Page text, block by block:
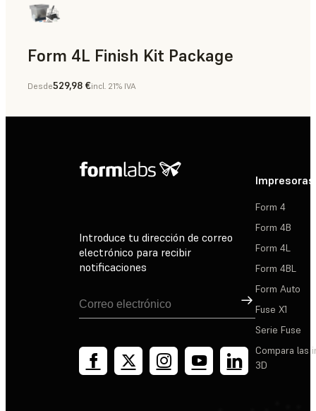
Form 4L Finish Kit Package
Desde529,98 €incl. 21% IVA
Introduce tu dirección de correo
electrónico para recibir
notificaciones
Suscribirse
Impresoras
Form 4
Form 4B
Form 4L
Form 4BL
Form Auto
Fuse X1
Serie Fuse
Compara las
3D